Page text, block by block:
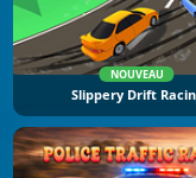
NOUVEAU
Slippery Drift